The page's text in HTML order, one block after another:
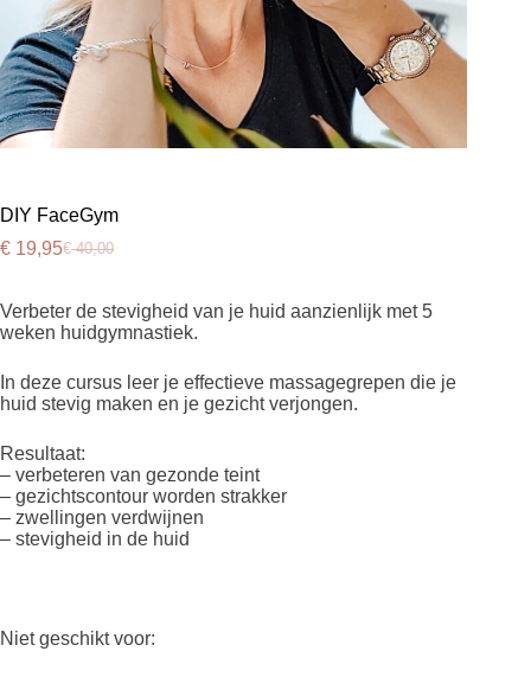
DIY FaceGym
€40,00
Oorspronkelijke
was:
€ 40,00.
€ 19,95Huidige
€ 19,95.
Verbeter de stevigheid van je huid aanzienlijk met 5
weken huidgymnastiek.
In deze cursus leer je effectieve massagegrepen die je
huid stevig maken en je gezicht verjongen.
Resultaat:
– verbeteren van gezonde teint
– gezichtscontour worden strakker
– zwellingen verdwijnen
– stevigheid in de huid
Niet geschikt voor: